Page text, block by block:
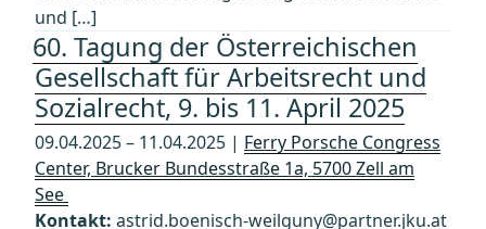
und […]
60. Tagung der Österreichischen
Gesellschaft für Arbeitsrecht und
Sozialrecht, 9. bis 11. April 2025
09.04.2025 – 11.04.2025 | Ferry Porsche Congress
Center, Brucker Bundesstraße 1a, 5700 Zell am
See
Kontakt: astrid.boenisch-weilguny@partner.jku.at